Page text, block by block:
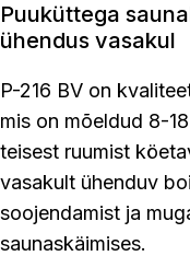
Puuküttega
ühendus vasakul
P-216 BV on
mis on mõeldud 8-
teisest ruumist
vasakult ühenduv
soojendamist ja
saunaskäimises.